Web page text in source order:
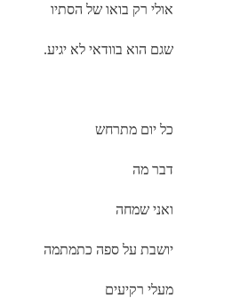
אולי רק בואו של הסתיו
שגם הוא בוודאי לא יגיע.
כל יום מתרחש
דבר מה
ואני שמחה
יושבת על ספה כתמתמה
מעלי רקיעים